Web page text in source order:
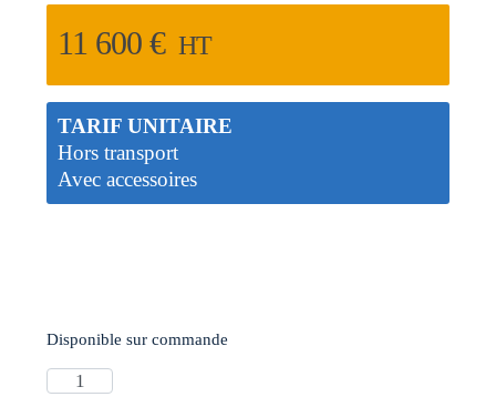
11 600€ HT
TARIF UNITAIRE
Hors transport
Avec accessoires
Disponible sur commande